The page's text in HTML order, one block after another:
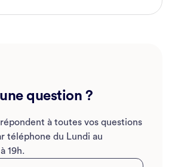
question ?
à toutes vos questions
téléphone du Lundi au
19h.